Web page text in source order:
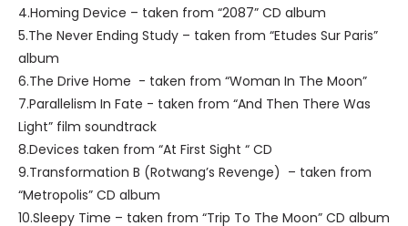
4.Homing Device – taken from “2087” CD album
5.The Never Ending Study – taken from “Etudes Sur Paris”
album
6.The Drive Home - taken from “Woman In The Moon”
7.Parallelism In Fate - taken from “And Then There Was
Light” film soundtrack
8.Devices taken from “At First Sight “ CD
9.Transformation B (Rotwang’s Revenge) – taken from
“Metropolis” CD album
10.Sleepy Time – taken from “Trip To The Moon” CD album